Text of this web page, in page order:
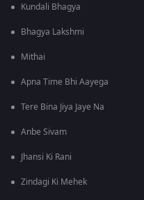
Kundali Bhagya
Bhagya Lakshmi
Mithai
Apna Time Bhi Aayega
Tere Bina Jiya Jaye Na
Anbe Sivam
Jhansi Ki Rani
Zindagi Ki Mehek